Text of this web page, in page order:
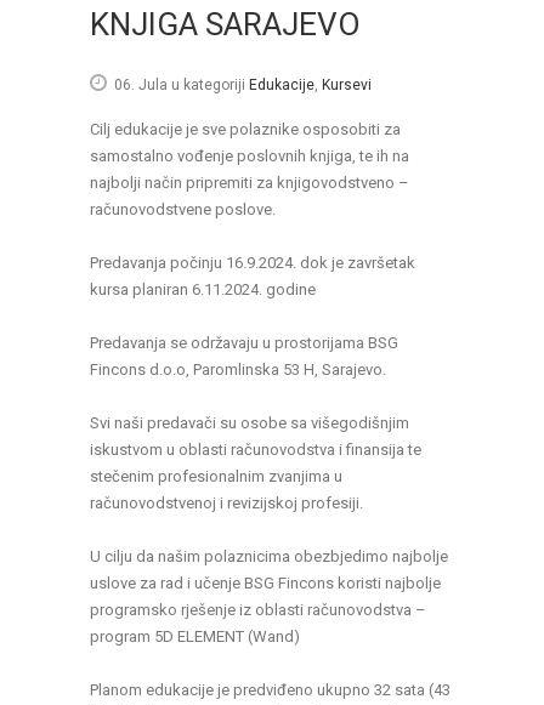
KNJIGA SARAJEVO
06. Jula u kategoriji Edukacije, Kursevi
Cilj edukacije je sve polaznike osposobiti za
samostalno vođenje poslovnih knjiga, te ih na
najbolji način pripremiti za knjigovodstveno –
računovodstvene poslove.
Predavanja počinju 16.9.2024. dok je završetak
kursa planiran 6.11.2024. godine
Predavanja se održavaju u prostorijama BSG
Fincons d.o.o, Paromlinska 53 H, Sarajevo.
Svi naši predavači su osobe sa višegodišnjim
iskustvom u oblasti računovodstva i finansija te
stečenim profesionalnim zvanjima u
računovodstvenoj i revizijskoj profesiji.
U cilju da našim polaznicima obezbjedimo najbolje
uslove za rad i učenje BSG Fincons koristi najbolje
programsko rješenje iz oblasti računovodstva –
program 5D ELEMENT (Wand)
Planom edukacije je predviđeno ukupno 32 sata (43